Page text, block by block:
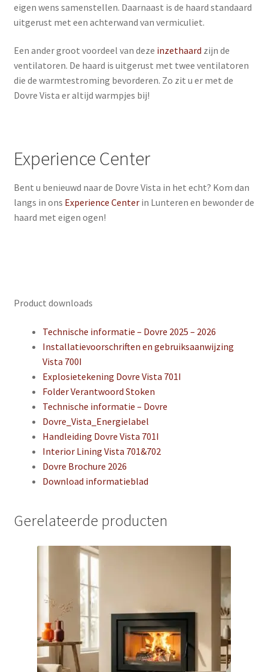
eigen wens samenstellen. Daarnaast is de haard standaard
uitgerust met een achterwand van vermiculiet.
Een ander groot voordeel van deze inzethaard zijn de
ventilatoren. De haard is uitgerust met twee ventilatoren
die de warmtestroming bevorderen. Zo zit u er met de
Dovre Vista er altijd warmpjes bij!
Experience Center
Bent u benieuwd naar de Dovre Vista in het echt? Kom dan
langs in ons Experience Centerin Lunteren en bewonder de
haard met eigen ogen!
Product downloads
Technische informatie – Dovre 2025 – 2026
Installatievoorschriften en gebruiksaanwijzing
Vista 700I
Explosietekening Dovre Vista 701I
Folder Verantwoord Stoken
Technische informatie – Dovre
Dovre_Vista_Energielabel
Handleiding Dovre Vista 701I
Interior Lining Vista 701&702
Dovre Brochure 2026
Download informatieblad
Gerelateerde producten